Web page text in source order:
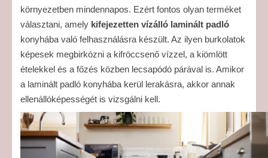
környezetben mindennapos. Ezért fontos olyan terméket
választani, amely kifejezetten vízálló laminált padló
konyhába való felhasználásra készült. Az ilyen burkolatok
képesek megbirkózni a kifröccsenő vízzel, a kiömlött
ételekkel és a főzés közben lecsapódó párával is. Amikor
a laminált padló konyhába kerül lerakásra, akkor annak
ellenállóképességét is vizsgálni kell.